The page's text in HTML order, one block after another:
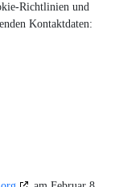
Richtlinien und
Kontaktdaten: